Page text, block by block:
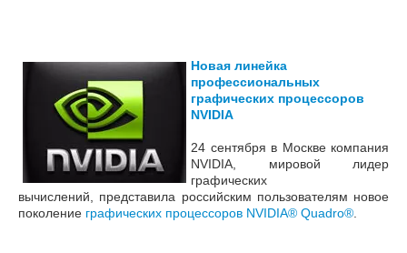
Новая линейка
профессиональных
графических процессоров
NVIDIA
24 сентября в Москве компания
NVIDIA, мировой лидер
графических
вычислений, представила российским пользователям новое
поколение графических процессоров NVIDIA® Quadro®